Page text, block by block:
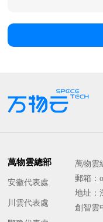
萬物雲總部
安徽代表處
川雲代表處
萬物雲
郵箱：
地址：
創智雲